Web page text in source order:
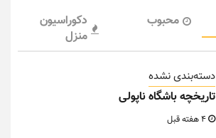
محبوب
دکوراسیون
منزل
دسته‌بندی نشده
تاریخچه باشگاه ناپولی